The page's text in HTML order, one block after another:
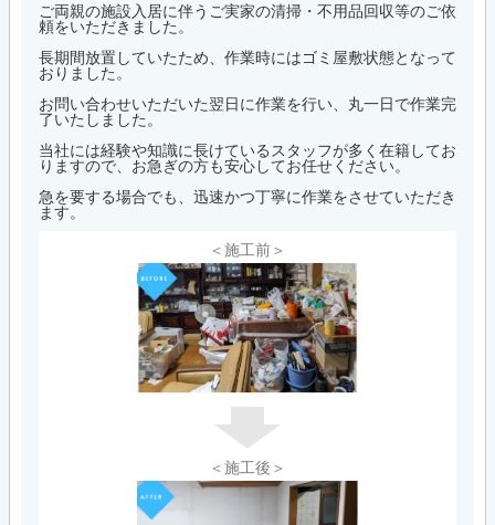
ご両親の施設入居に伴うご実家の清掃・不用品回収等のご依
頼をいただきました。
長期間放置していたため、作業時にはゴミ屋敷状態となって
おりました。
お問い合わせいただいた翌日に作業を行い、丸一日で作業完
了いたしました。
当社には経験や知識に長けているスタッフが多く在籍してお
りますので、お急ぎの方も安心してお任せください。
急を要する場合でも、迅速かつ丁寧に作業をさせていただき
ます。
＜施工前＞
＜施工後＞